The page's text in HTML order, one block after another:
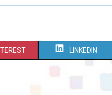
LINKEDIN